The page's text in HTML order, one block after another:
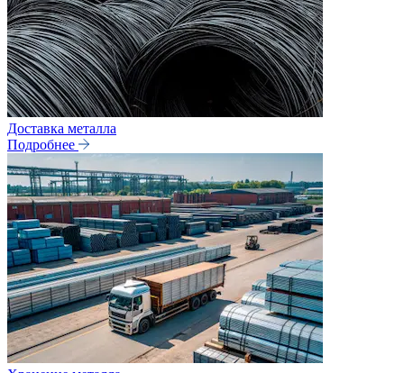
Доставка металла
Подробнее